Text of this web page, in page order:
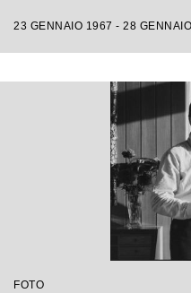
23 GENNAIO 1967 - 28
FOTO